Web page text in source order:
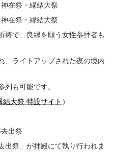
祭・縁結大祭
祭・縁結大祭
祷で、良縁を願う女性参拝者も
、ライトアップされた夜の境内
列も可能です。
結大祭 特設サイト ）
出祭
出祭」が拝殿にて執り行われま